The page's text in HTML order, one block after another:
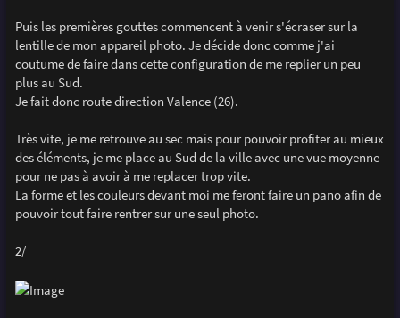
Puis les premières gouttes commencent à venir s'écraser sur la
lentille de mon appareil photo. Je décide donc comme j'ai
coutume de faire dans cette configuration de me replier un peu
plus au Sud.
Je fait donc route direction Valence (26).
Très vite, je me retrouve au sec mais pour pouvoir profiter au mieux
des éléments, je me place au Sud de la ville avec une vue moyenne
pour ne pas à avoir à me replacer trop vite.
La forme et les couleurs devant moi me feront faire un pano afin de
pouvoir tout faire rentrer sur une seul photo.
2/